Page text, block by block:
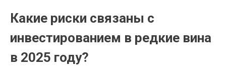
Какие риски связаны с
инвестированием в редкие вина
в 2025 году?